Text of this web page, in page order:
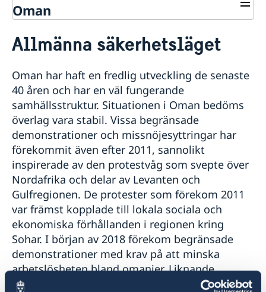
Oman
Hjälp till svenskar i Oman
Pass i Oman
Förnyelse av nationellt pass och ID-kort i Oman
Förlust av pass och ansökan om provisoriskt pass i
Oman
Samordningsnummer
Ambassadens reseinformation
Aktuella händelser
Övriga upplysningar
Allmänna säkerhetsläget
Terrorism
Naturförhållanden och katastrofer
In- och utresebestämmelser
Hälso- och sjukvård
Lokala lagar och sedvänjor
Kriminalitet och personlig säkerhet
Trafiksäkerhet
Allmänna säkerhetsläget
Oman har haft en fredlig utveckling de senaste
40 åren och har en väl fungerande
samhällsstruktur. Situationen i Oman bedöms
överlag vara stabil. Vissa begränsade
demonstrationer och missnöjesyttringar har
förekommit även efter 2011, sannolikt
inspirerade av den protestvåg som svepte över
Nordafrika och delar av Levanten och
Gulfregionen. De protester som förekom 2011
var främst kopplade till lokala sociala och
ekonomiska förhållanden i regionen kring
Sohar. I början av 2018 förekom begränsade
demonstrationer med krav på att minska
arbetslösheten bland omanier. Liknande
missnöjesyttringar skedde i maj 2021.